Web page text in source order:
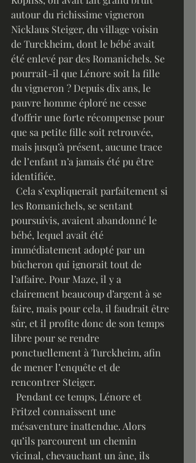
autour du richissime vigneron
Nicklaus Steiger, du village voisin
de Turckheim, dont le bébé avait
été enlevé par des Romanichels. Se
pourrait-il que Lénore soit la fille
du vigneron ? Depuis dix ans, le
pauvre homme éploré ne cesse
d'offrir une forte récompense pour
que sa petite fille soit retrouvée,
mais jusqu’à présent, aucune trace
de l’enfant n’a jamais été pu être
identifiée.
les Romanichels, se sentant
poursuivis, avaient abandonné le
bébé, lequel avait été
immédiatement adopté par un
bûcheron qui ignorait tout de
l’affaire. Pour Maze, il y a
clairement beaucoup d’argent à se
faire, mais pour cela, il faudrait être
sûr, et il profite donc de son temps
libre pour se rendre
ponctuellement à Turckheim, afin
de mener l’enquête et de
rencontrer Steiger.
Fritzel connaissent une
mésaventure inattendue. Alors
qu’ils parcourent un chemin
vicinal, chevauchant un âne, ils